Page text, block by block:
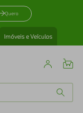
Quero
Imóveis e Veículos